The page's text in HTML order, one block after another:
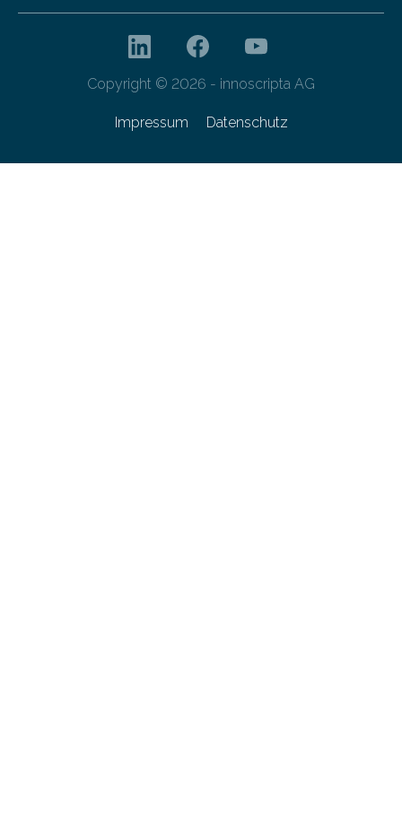
Copyright © 2026 - innoscripta AG
Impressum Datenschutz